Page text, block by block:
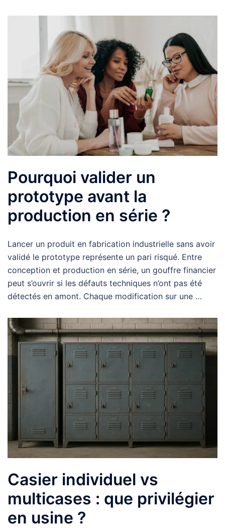
Pourquoi valider un
prototype avant la
production en série ?
Lancer un produit en fabrication industrielle sans avoir
validé le prototype représente un pari risqué. Entre
conception et production en série, un gouffre financier
peut s’ouvrir si les défauts techniques n’ont pas été
détectés en amont. Chaque modification sur une …
Casier individuel vs
multicases : que privilégier
en usine ?